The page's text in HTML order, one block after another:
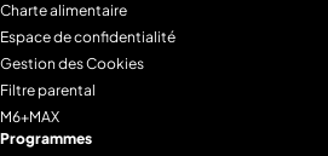
Charte alimentaire
Espace de confidentialité
Gestion des Cookies
Filtre parental
M6+MAX
Programmes